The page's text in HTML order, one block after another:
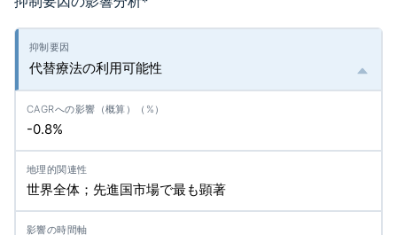
代替療法の利用可能性
-0.8%
世界全体；先進国市場で最も顕著